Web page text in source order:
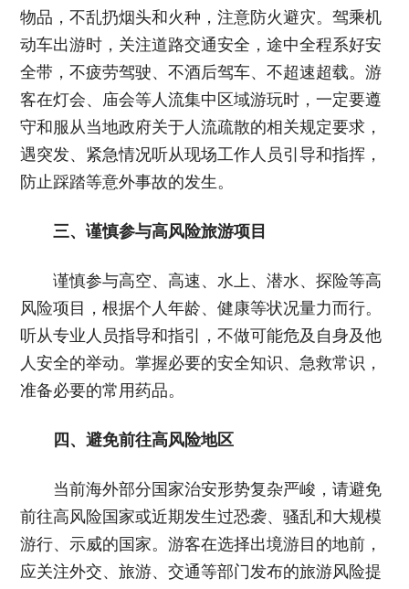
物品，不乱扔烟头和火种，注意防火避灾。驾乘机
动车出游时，关注道路交通安全，途中全程系好安
全带，不疲劳驾驶、不酒后驾车、不超速超载。游
客在灯会、庙会等人流集中区域游玩时，一定要遵
守和服从当地政府关于人流疏散的相关规定要求，
遇突发、紧急情况听从现场工作人员引导和指挥，
防止踩踏等意外事故的发生。
三、谨慎参与高风险旅游项目
谨慎参与高空、高速、水上、潜水、探险等高
风险项目，根据个人年龄、健康等状况量力而行。
听从专业人员指导和指引，不做可能危及自身及他
人安全的举动。掌握必要的安全知识、急救常识，
准备必要的常用药品。
四、避免前往高风险地区
当前海外部分国家治安形势复杂严峻，请避免
前往高风险国家或近期发生过恐袭、骚乱和大规模
游行、示威的国家。游客在选择出境游目的地前，
应关注外交、旅游、交通等部门发布的旅游风险提